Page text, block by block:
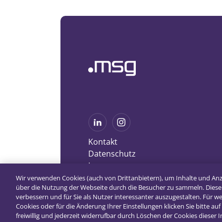
Kontakt
Datenschutz
Impressum
Wir verwenden Cookies (auch von Drittanbietern), um Inhalte und
über die Nutzung der Webseite durch die Besucher zu sammeln.
verbessern und für Sie als Nutzer interessanter auszugestalten. Für
Cookies oder für die Änderung Ihrer Einstellungen klicken Sie bitte
freiwillig und jederzeit widerrufbar durch Löschen der Cookies dieser